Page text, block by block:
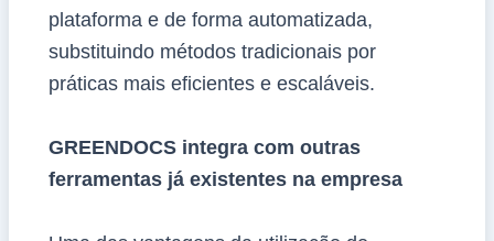
plataforma e de forma automatizada,
substituindo métodos tradicionais por
práticas mais eficientes e escaláveis.
GREENDOCS integra com outras
ferramentas já existentes na empresa